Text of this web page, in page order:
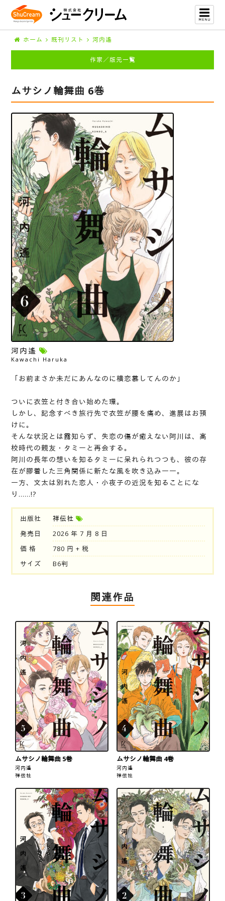
ホーム 既刊リスト 河内遙
作家／版元一覧
ムサシノ輪舞曲 6巻
河内遙
Kawachi Haruka
「お前まさか未だにあんなのに横恋慕してんのか」
ついに衣笠と付き合い始めた環。
しかし、記念すべき旅行先で衣笠が腰を痛め、進展はお預
けに。
そんな状況とは露知らず、失恋の傷が癒えない阿川は、高
校時代の親友・タミーと再会する。
阿川の長年の想いを知るタミーに呆れられつつも、彼の存
在が膠着した三角関係に新たな風を吹き込み――。
一方、文太は別れた恋人・小夜子の近況を知ることにな
り……!?
出版社
祥伝社
発売日
2026 年 7 月 8 日
価 格
780 円 + 税
サイズ
B6判
関連作品
ムサシノ輪舞曲 5巻
河内遙
祥伝社
ムサシノ輪舞曲 4巻
河内遙
祥伝社